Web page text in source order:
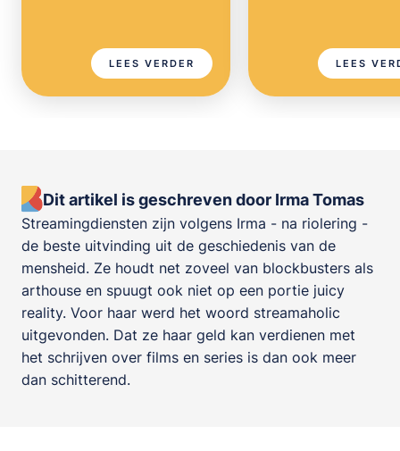
LEES VERDER LEES
Dit artikel is geschreven door Irma Tomas
Streamingdiensten zijn volgens Irma - na riolering -
de beste uitvinding uit de geschiedenis van de
mensheid. Ze houdt net zoveel van blockbusters als
arthouse en spuugt ook niet op een portie juicy
reality. Voor haar werd het woord streamaholic
uitgevonden. Dat ze haar geld kan verdienen met
het schrijven over films en series is dan ook meer
dan schitterend.